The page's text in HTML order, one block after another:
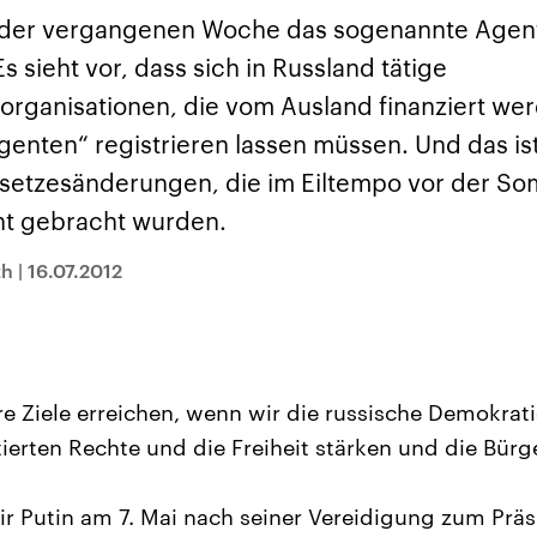
und
gehören die
Staaten zu
der Erde, mit
Einfluss auf das
Weltgeschehen.
Der Überfall der
palästinensischen
Terrororganisation
Hamas im Oktober 2023
auf Israel hat in der
Region wieder die
Gewalt entfacht. Israel
möchte die Hamas
zerstören. Diese wird wie
die Hisbollah im Libanon
vom Iran unterstützt.
Der Iran – seit der
Islamischen
1979 auch
Republik Iran – ist
von einem
Religionsführer
regierter Staat im
Osten. Eine
zu Israel und zu
ist fest in der
vergangenen Woche das sogenannte
sieht vor, dass sich in Russland tätige
die vom Ausland finanziert
registrieren lassen müssen. Und das
die im Eiltempo vor der
gebracht wurden.
| 16.07.2012
Ziele erreichen, wenn wir die russische
Rechte und die Freiheit stärken und die
Putin am 7. Mai nach seiner Vereidigung zum